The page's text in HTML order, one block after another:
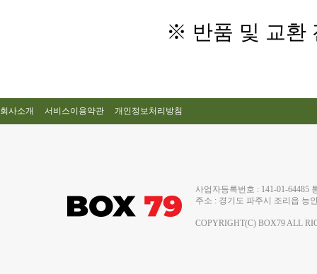
※ 반품 및 교환
회사소개 서비스이용약관 개인정보처리방침
사업자등록번호 : 141-01-
주소 : 경기도 파주시 조리읍 능
COPYRIGHT(C) BOX79 ALL